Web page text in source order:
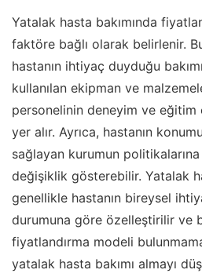
Yatalak hasta bakımında
faktöre bağlı olarak belirlenir.
hastanın ihtiyaç duyduğu
kullanılan ekipman ve
personelinin deneyim ve
yer alır. Ayrıca, hastanın
sağlayan kurumun
değişiklik gösterebilir. Yatalak
genellikle hastanın bireysel
durumuna göre özelleştirilir ve
fiyatlandırma modeli
yatalak hasta bakımı almayı